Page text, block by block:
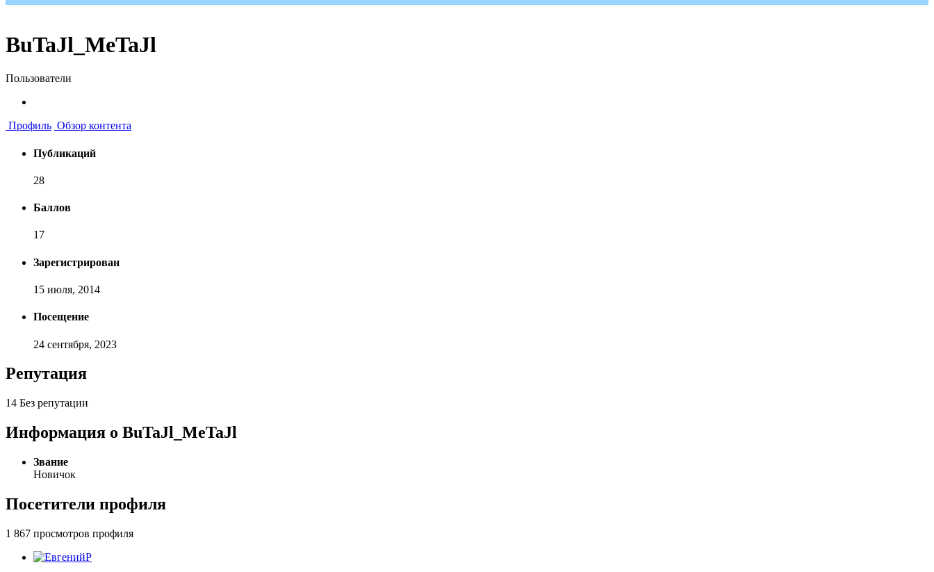
BuTaJl_MeTaJl
Пользователи
Профиль Обзор контента
Публикаций
28
Баллов
17
Зарегистрирован
15 июля, 2014
Посещение
24 сентября, 2023
Репутация
14 Без репутации
Информация о BuTaJl_MeTaJl
Звание
Новичок
Посетители профиля
1 867 просмотров профиля